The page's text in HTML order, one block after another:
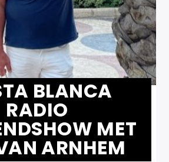
BLANCA
RADIO
MET
ARNHEM